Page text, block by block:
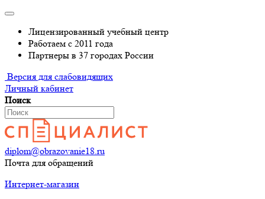
Лицензированный учебный центр
Работаем с 2011 года
Партнеры в 37 городах России
Версия для слабовидящих
Личный кабинет
Поиск
diplom@obrazovanie18.ru
Почта для обращений
Интернет-магазин